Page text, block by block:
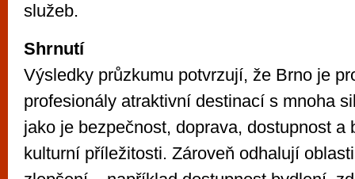
služeb.
Shrnutí
Výsledky průzkumu potvrzují, že Brno je
profesionály atraktivní destinací s mnoha
jako je bezpečnost, doprava, dostupnost a
kulturní příležitosti. Zároveň odhalují